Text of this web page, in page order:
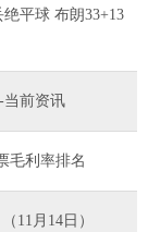
平球 布朗33+13
当前资讯
毛利率排名
11月14日）